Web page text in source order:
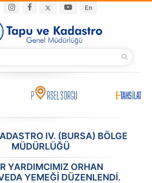
En
IV. (BURSA) BÖLGE
MÜDÜRLÜĞÜ
YARDIMCIMIZ ORHAN
YEMEĞI DÜZENLENDI.